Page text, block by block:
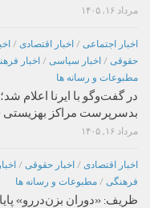
مرداد ۱۶, ۱۴۰۵
اخبار اجتماعی / اخبار اقتصادی /
حقوقی / اخبار سیاسی / اخبار
مطبوعات و رسانه ها
بدسرپرست مراکز بهزیستی
مرداد ۱۶, ۱۴۰۵
اخبار اقتصادی / اخبار حقوقی /
فرهنگی / مطبوعات و رسانه ها
ظریف: «دوران بزن‌دررو»